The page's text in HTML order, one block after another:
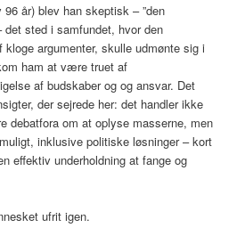
år) blev han skeptisk – ”den
det sted i samfundet, hvor den
kloge argumenter, skulle udmønte sig i
ham at være truet af
af budskaber og og ansvar. Det
der sejrede her: det handler ikke
debatfora om at oplyse masserne, men
inklusive politiske løsninger – kort
effektiv underholdning at fange og
ufrit igen.